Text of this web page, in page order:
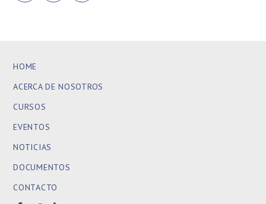
HOME
ACERCA DE NOSOTROS
CURSOS
EVENTOS
NOTICIAS
DOCUMENTOS
CONTACTO